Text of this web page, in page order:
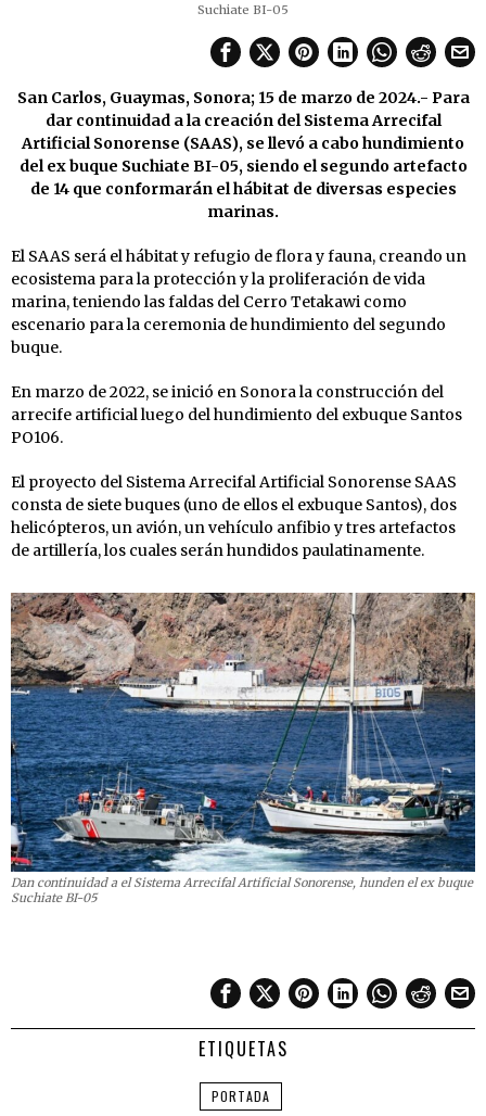
Suchiate BI-05
San Carlos, Guaymas, Sonora; 15 de marzo de 2024.- Para
dar continuidad a la creación del Sistema Arrecifal
Artificial Sonorense (SAAS), se llevó a cabo hundimiento
del ex buque Suchiate BI-05, siendo el segundo artefacto
de 14 que conformarán el hábitat de diversas especies
marinas.
El SAAS será el hábitat y refugio de flora y fauna, creando un
ecosistema para la protección y la proliferación de vida
marina, teniendo las faldas del Cerro Tetakawi como
escenario para la ceremonia de hundimiento del segundo
buque.
En marzo de 2022, se inició en Sonora la construcción del
arrecife artificial luego del hundimiento del exbuque Santos
PO106.
El proyecto del Sistema Arrecifal Artificial Sonorense SAAS
consta de siete buques (uno de ellos el exbuque Santos), dos
helicópteros, un avión, un vehículo anfibio y tres artefactos
de artillería, los cuales serán hundidos paulatinamente.
Dan continuidad a el Sistema Arrecifal Artificial Sonorense, hunden el ex buque
Suchiate BI-05
ETIQUETAS
PORTADA